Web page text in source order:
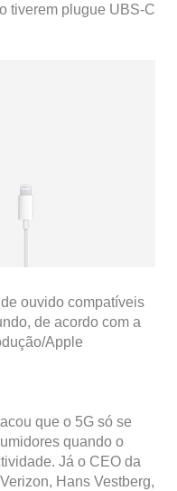
tiverem plugue UBS-C
ouvido compatíveis
de acordo com a
Apple
que o 5G só se
quando o
Já o CEO da
Hans Vestberg,